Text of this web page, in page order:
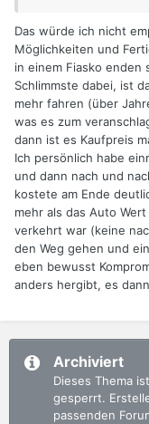
Das würde ich nicht
Möglichkeiten und
in einem Fiasko enden
Schlimmste dabei, ist
mehr fahren (über
was es zum
dann ist es Kaufpreis
Ich persönlich habe
und dann nach und
kostete am Ende
mehr als das Auto
verkehrt war (keine
den Weg gehen und
eben bewusst
anders hergibt, es
Archiviert
Dieses Thema
gesperrt.
passenden